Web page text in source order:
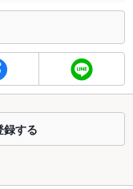
個室1部屋(10～12名) 椅
録する